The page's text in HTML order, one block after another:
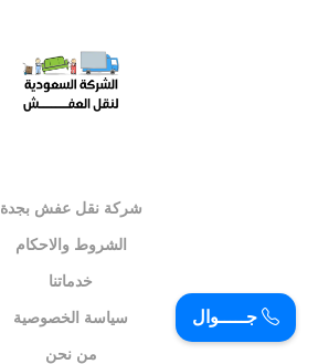
شركة نقل عفش بجدة
الشروط والاحكام
خدماتنا
سياسة الخصوصية
من نحن
جـــــوال